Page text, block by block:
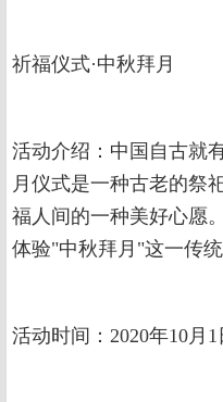
祈福仪式·中秋拜月
活动介绍：中国自古就
月仪式是一种古老的祭
福人间的一种美好心愿
体验"中秋拜月"这一传统
活动时间：2020年10月1